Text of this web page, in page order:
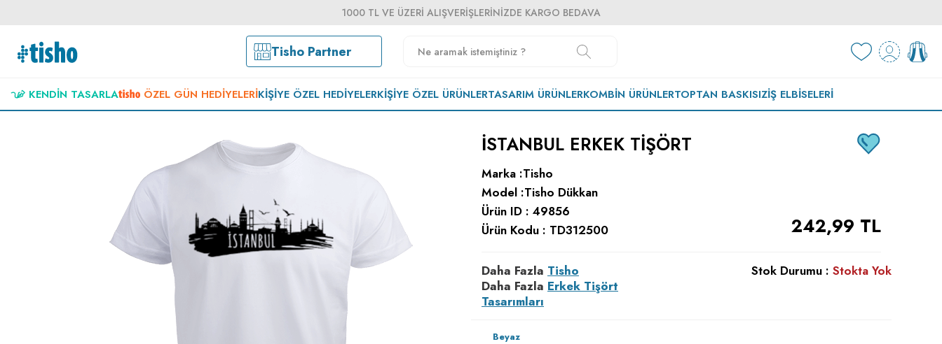
1000 TL VE ÜZERI ALIŞVERIŞLERINIZDE KARGO BEDAVA
Tisho Partner
KENDIN TASARLA ÖZEL GÜN HEDIYELERIKIŞIYE ÖZEL HEDIYELERKIŞIYE ÖZEL ÜRÜNLERTASARIM ÜRÜNLERKOMBIN ÜRÜNLERTOPTAN BASKISIZİŞ ELBISELERI
İSTANBUL ERKEK TIŞÖRT
Marka :Tisho
Model :Tisho Dükkan
Ürün ID : 49856
Ürün Kodu : TD312500 242,99 TL
Daha Fazla Tisho
Daha Fazla Erkek Tişört
Tasarımları
Stok Durumu : Stokta Yok
Beyaz